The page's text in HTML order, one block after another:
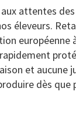
attentes
éleveurs.
européenne
et
dès que